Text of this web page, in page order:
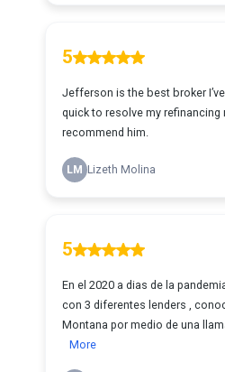
5
Jefferson is the best broker
quick to resolve my refinancing
recommend him.
LM Lizeth Molina
5
En el 2020 a dias de la
con 3 diferentes lenders ,
More